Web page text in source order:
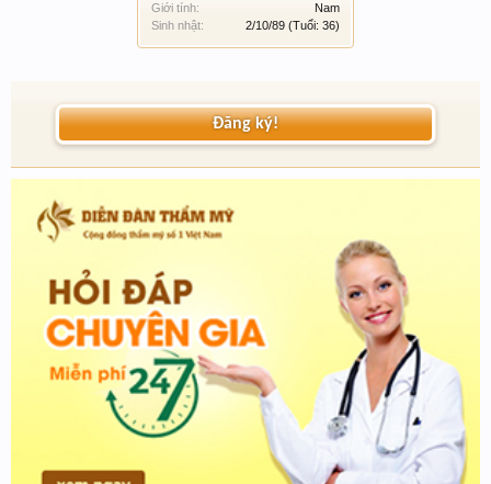
Giới tính:
Nam
Sinh nhật:
2/10/89 (Tuổi: 36)
Đăng ký!